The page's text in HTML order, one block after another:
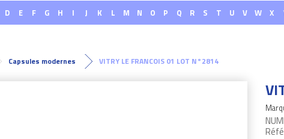
D E F G H I J K L M N O P Q R S T U V W X
Capsules modernes VITRY LE FRANCOIS 01 LOT N°2814